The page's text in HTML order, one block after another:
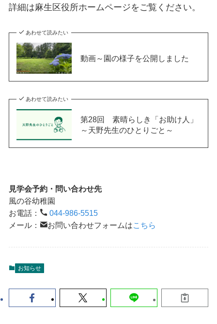
詳細は麻生区役所ホームページをご覧ください。
あわせて読みたい
動画～園の様子を公開しました
あわせて読みたい
第28回 素晴らしき「お助け人」
～天野先生のひとりごと～
見学会予約・問い合わせ先
風の谷幼稚園
お電話：
044-986-5515
メール：
お問い合わせフォームはこちら
お知らせ